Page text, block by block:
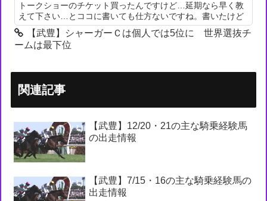
トークショーのチケット買ったんですけど…延期なら早く教
えて下さい…とココに書いても仕方ないですね。書いたけど
【武豊】シャーガーＣは個人では5位に 世界選抜チ
ームは最下位
関連記事
【武豊】12/20・21の主な騎乗経験馬
の出走情報
【武豊】7/15・16の主な騎乗経験馬の
出走情報